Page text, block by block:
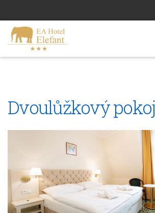
Dvoulůžkový pokoj